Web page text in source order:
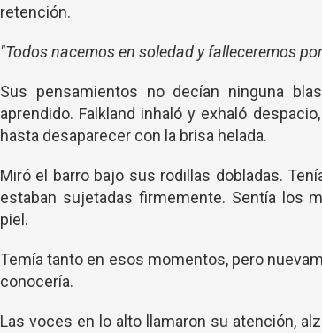
retención.
"Todos nacemos en soledad y falleceremos
Sus pensamientos no decían ninguna
aprendido. Falkland inhaló y exhaló
hasta desaparecer con la brisa helada.
Miró el barro bajo sus rodillas dobladas.
estaban sujetadas firmemente. Sentía los
piel.
Temía tanto en esos momentos, pero
conocería.
Las voces en lo alto llamaron su atención,